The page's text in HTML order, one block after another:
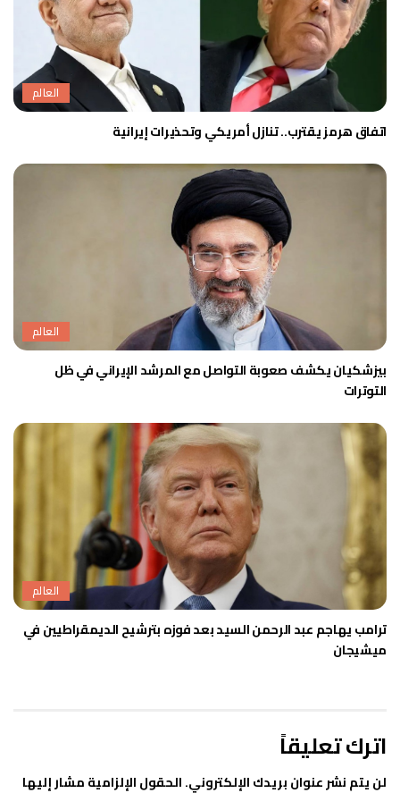
العالم
اتفاق هرمز يقترب.. تنازل أمريكي وتحذيرات إيرانية
العالم
بيزشكيان يكشف صعوبة التواصل مع المرشد الإيراني في ظل
التوترات
العالم
ترامب يهاجم عبد الرحمن السيد بعد فوزه بترشيح الديمقراطيين في
ميشيجان
اترك تعليقاً
لن يتم نشر عنوان بريدك الإلكتروني.الحقول الإلزامية مشار إليها